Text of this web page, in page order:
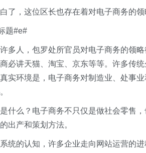
了，这位区长也存在着对电子商务的领
题#e#
多人，包罗处所官员对电子商务的领
必讲天猫、淘宝、京东等等。许多传
实环境是，电子商务对制造业、处事
什么？电子商务不只仅是做社会零售
的出产和策划方法。
统的认知，许多企业走向网站运营的